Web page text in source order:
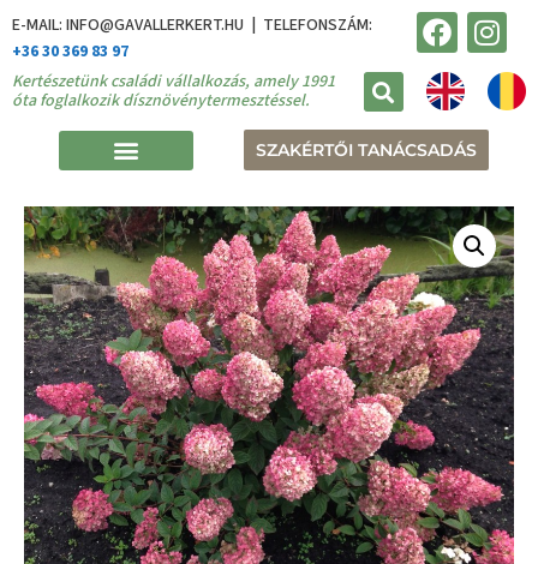
E-MAIL: INFO@GAVALLERKERT.HU | TELEFONSZÁM:
+36 30 369 83 97
Kertészetünk családi vállalkozás, amely 1991
óta foglalkozik dísznövénytermesztéssel.
SZAKÉRTŐI TANÁCSADÁS